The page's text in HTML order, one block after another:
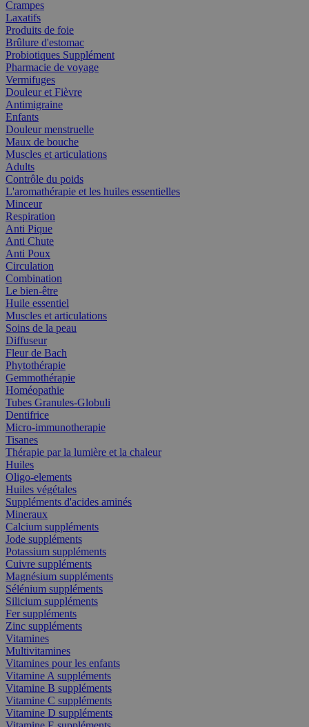
Crampes
Laxatifs
Produits de foie
Brûlure d'estomac
Probiotiques Supplément
Pharmacie de voyage
Vermifuges
Douleur et Fièvre
Antimigraine
Enfants
Douleur menstruelle
Maux de bouche
Muscles et articulations
Adults
Contrôle du poids
L'aromathérapie et les huiles essentielles
Minceur
Respiration
Anti Pique
Anti Chute
Anti Poux
Circulation
Combination
Le bien-être
Huile essentiel
Muscles et articulations
Soins de la peau
Diffuseur
Fleur de Bach
Phytothérapie
Gemmothérapie
Homéopathie
Tubes Granules-Globuli
Dentifrice
Micro-immunotherapie
Tisanes
Thérapie par la lumière et la chaleur
Huiles
Oligo-elements
Huiles végétales
Suppléments d'acides aminés
Mineraux
Calcium suppléments
Jode suppléments
Potassium suppléments
Cuivre suppléments
Magnésium suppléments
Sélénium suppléments
Silicium suppléments
Fer suppléments
Zinc suppléments
Vitamines
Multivitamines
Vitamines pour les enfants
Vitamine A suppléments
Vitamine B suppléments
Vitamine C suppléments
Vitamine D suppléments